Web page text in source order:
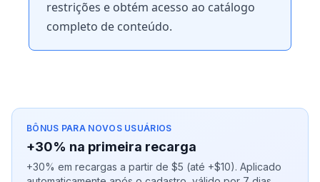
restrições e obtém acesso ao catálogo
completo de conteúdo.
BÔNUS PARA NOVOS USUÁRIOS
+30% na primeira recarga
+30% em recargas a partir de $5 (até +$10). Aplicado